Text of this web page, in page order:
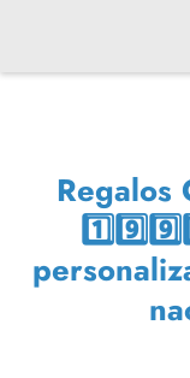
Regalos